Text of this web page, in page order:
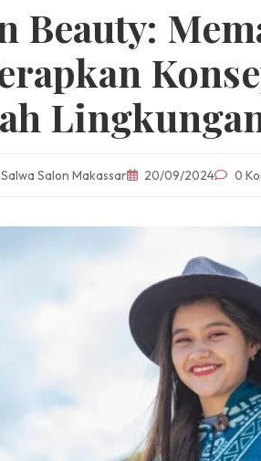
Beauty:
Salon Makassar 20/09/2024 0